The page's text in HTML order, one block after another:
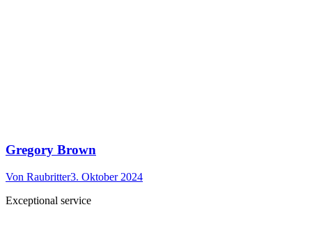
Gregory Brown
Von Raubritter3. Oktober 2024
Exceptional service